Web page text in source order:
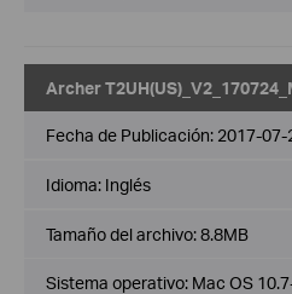
Archer
Fecha de Publicación: 2017-07-
Idioma: Inglés
Tamaño del archivo:8.8MB
Sistema operativo: Mac OS